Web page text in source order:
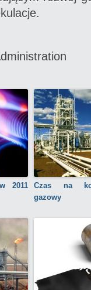
2011
Czas na
gazowy